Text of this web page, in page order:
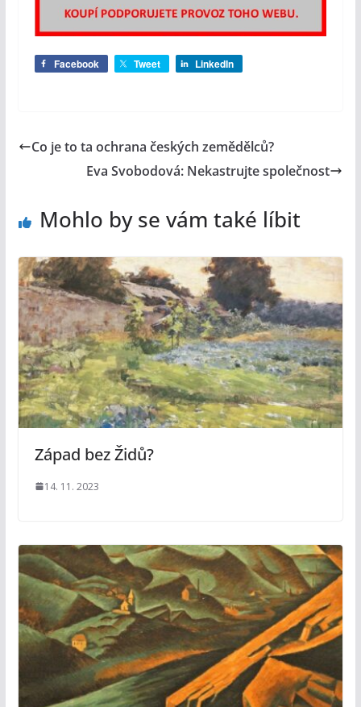
Facebook Tweet LinkedIn
Co je to ta ochrana českých zemědělců?
Eva Svobodová: Nekastrujte společnost
Mohlo by se vám také líbit
Západ bez Židů?
14. 11. 2023